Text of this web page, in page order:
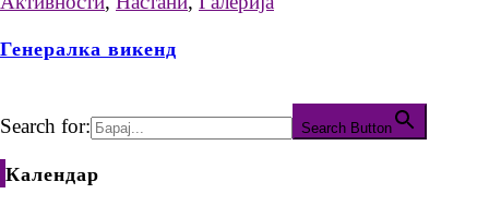
Генералка викенд
Search for: Search Button
Календар